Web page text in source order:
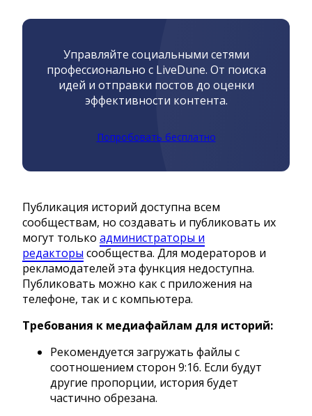
Управляйте социальными сетями
профессионально с LiveDune. От поиска
идей и отправки постов до оценки
эффективности контента.
Попробовать бесплатно
Публикация историй доступна всем
сообществам, но создавать и публиковать их
могут только администраторы и
редакторы сообщества. Для модераторов и
рекламодателей эта функция недоступна.
Публиковать можно как с приложения на
телефоне, так и с компьютера.
Требования к медиафайлам для историй:
Рекомендуется загружать файлы с
соотношением сторон 9:16. Если будут
другие пропорции, история будет
частично обрезана.